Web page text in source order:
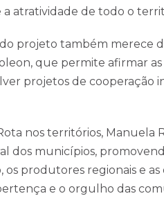
atratividade de todo o
projeto também merece
que permite afirmar
projetos de
nos territórios, Manuela
dos municípios,
os produtores regionais e
e o orgulho das